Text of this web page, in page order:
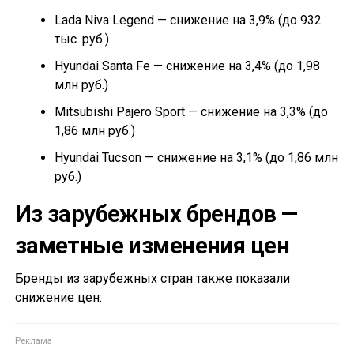
Lada Niva Legend — снижение на 3,9% (до 932
тыс. руб.)
Hyundai Santa Fe — снижение на 3,4% (до 1,98
млн руб.)
Mitsubishi Pajero Sport — снижение на 3,3% (до
1,86 млн руб.)
Hyundai Tucson — снижение на 3,1% (до 1,86 млн
руб.)
Из зарубежных брендов —
заметные изменения цен
Бренды из зарубежных стран также показали
снижение цен: